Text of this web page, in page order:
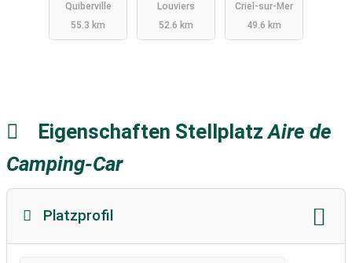
Camping la
Plage
Quiberville
55.3 km
Louviers
52.6 km
Criel-sur-Mer
49.6 km
Eigenschaften StellplatzAire de
Camping-Car
Platzprofil